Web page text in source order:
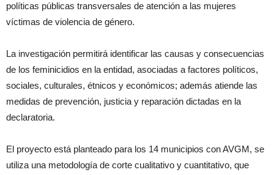
políticas públicas transversales de atención a las mujeres
víctimas de violencia de género.
La investigación permitirá identificar las causas y consecuencias
de los feminicidios en la entidad, asociadas a factores políticos,
sociales, culturales, étnicos y económicos; además atiende las
medidas de prevención, justicia y reparación dictadas en la
declaratoria.
El proyecto está planteado para los 14 municipios con AVGM, se
utiliza una metodología de corte cualitativo y cuantitativo, que